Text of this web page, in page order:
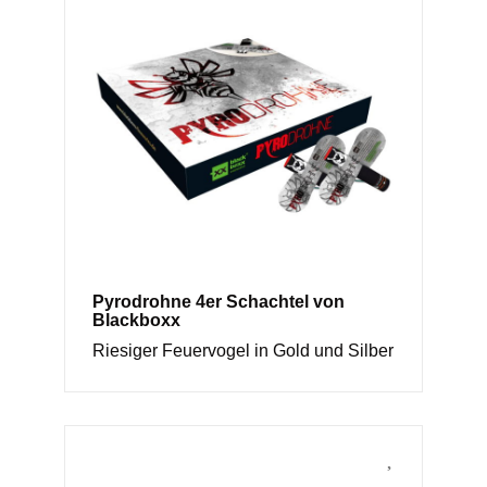
Pyrodrohne 4er Schachtel von
Blackboxx
Riesiger Feuervogel in Gold und Silber